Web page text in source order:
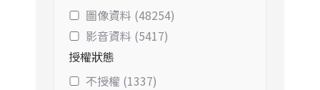
圖像資料 (48254)
影音資料 (5417)
授權狀態
不授權 (1337)